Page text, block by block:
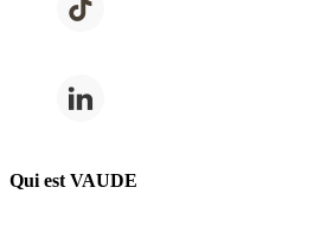
Qui est VAUDE